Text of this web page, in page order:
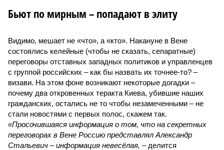
Бьют по мирным – попадают в элиту
Видимо, мешает не «что», а «кто». Накануне в Вене
состоялись келейные (чтобы не сказать, сепаратные)
переговоры отставных западных политиков и управленцев
с группой российских – как бы назвать их точнее-то? –
визави. На этом фоне возникают некоторые догадки –
почему два откровенных теракта Киева, убившие наших
гражданских, остались не то чтобы незамеченными – не
стали новостями с первых полос, скажем так.
«Просочившаяся информация о том, что на секретных
переговорах в Вене Россию представлял Александр
Стальевич – информация невесёлая, – делится